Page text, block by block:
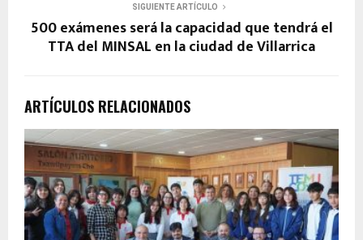
SIGUIENTE ARTÍCULO
500 exámenes será la capacidad que tendrá el
TTA del MINSAL en la ciudad de Villarrica
ARTÍCULOS RELACIONADOS